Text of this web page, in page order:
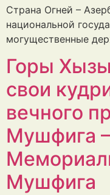
Страна Огней –
национальной
могущественные
Горы
свои
вечного
Мушфига
Мушфига